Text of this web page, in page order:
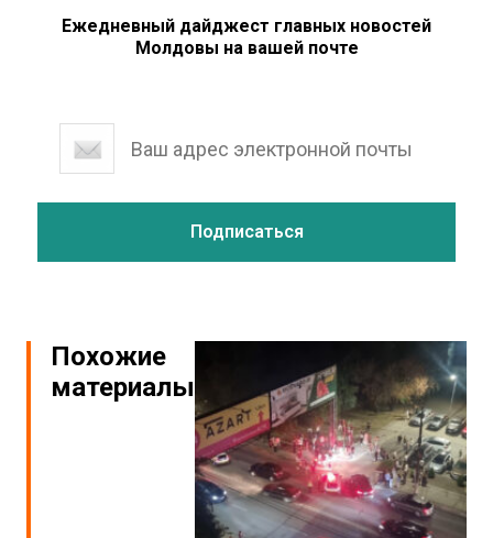
Ежедневный дайджест главных новостей
Молдовы на вашей почте
Похожие
материалы